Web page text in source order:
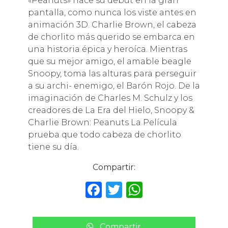
pantalla, como nunca los viste antes en
animación 3D. Charlie Brown, el cabeza
de chorlito más querido se embarca en
una historia épica y heroíca. Mientras
que su mejor amigo, el amable beagle
Snoopy, toma las alturas para perseguir
a su archi- enemigo, el Barón Rojo. De la
imaginación de Charles M. Schulz y los
creadores de La Era del Hielo, Snoopy &
Charlie Brown: Peanuts La Película
prueba que todo cabeza de chorlito
tiene su día.
Compartir:
F
c
T
it
W
a